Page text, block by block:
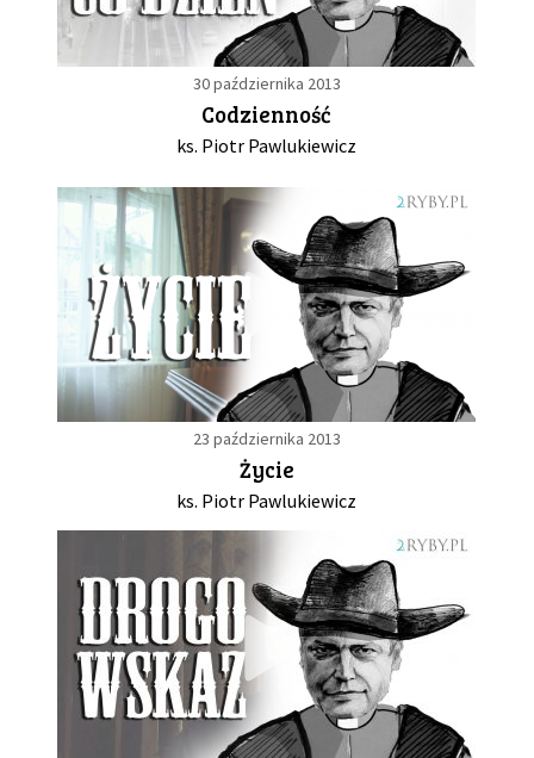
30 października 2013
Codzienność
ks. Piotr Pawlukiewicz
23 października 2013
Życie
ks. Piotr Pawlukiewicz